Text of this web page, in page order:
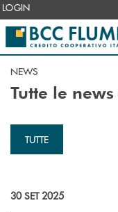
Salta al contenuto principale
LOGIN
NEWS
Tutte le news
TUTTE
30 SET 2025